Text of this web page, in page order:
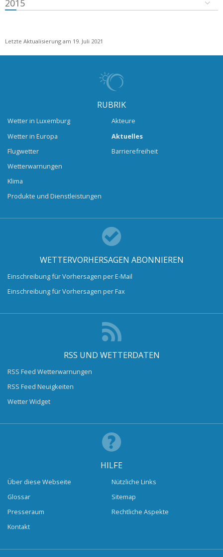
2015
Letzte Aktualisierung am 19. Juli 2021
RUBRIK
Wetter in Luxemburg
Wetter in Europa
Flugwetter
Wetterwarnungen
Klima
Produkte und Dienstleistungen
Akteure
Aktuelles
Barrierefreiheit
WETTERVORHERSAGEN ABONNIEREN
Einschreibung für Vorhersagen per E-Mail
Einschreibung für Vorhersagen per Fax
RSS UND WETTERDATEN
RSS Feed Wetterwarnungen
RSS Feed Neuigkeiten
Wetter Widget
HILFE
Über diese Webseite
Glossar
Presseraum
Kontakt
Nützliche Links
Sitemap
Rechtliche Aspekte